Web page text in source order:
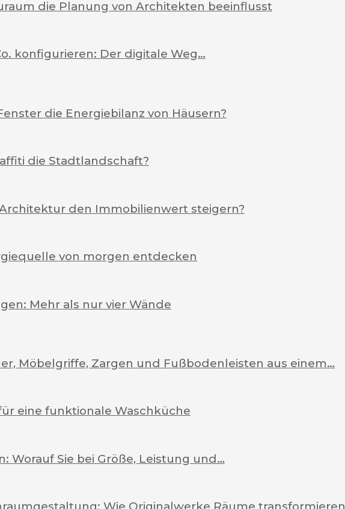
die Planung von Architekten beeinflusst
konfigurieren: Der digitale Weg…
die Energiebilanz von Häusern?
die Stadtlandschaft?
den Immobilienwert steigern?
von morgen entdecken
Mehr als nur vier Wände
Möbelgriffe, Zargen und Fußbodenleisten aus einem…
eine funktionale Waschküche
Worauf Sie bei Größe, Leistung und…